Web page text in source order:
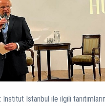
Istanbul ile ilgili